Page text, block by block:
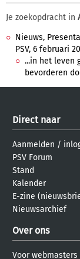
Je zoekopdracht in
Nieuws,
PSV, 6 februari
...in het leven
bevorderen
Direct naar
Aanmelden /
PSV Forum
Stand
Kalender
E-zine
Nieuwsarchief
Over ons
Voor webmasters